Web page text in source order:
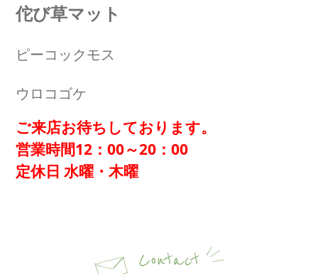
佗び草マット
ピーコックモス
ウロコゴケ
ご来店お待ちしております。
営業時間12：00～20：00
定休日 水曜・木曜
Contact